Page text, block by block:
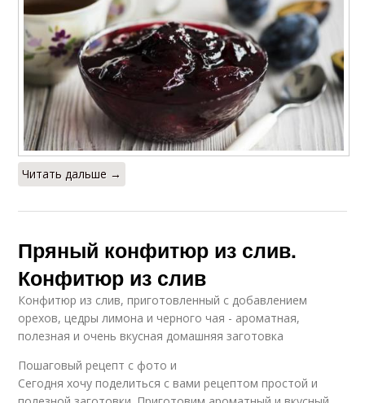
Читать дальше →
Пряный конфитюр из слив.
Конфитюр из слив
Конфитюр из слив, приготовленный с добавлением
орехов, цедры лимона и черного чая - ароматная,
полезная и очень вкусная домашняя заготовка
Пошаговый рецепт с фото и
Сегодня хочу поделиться с вами рецептом простой и